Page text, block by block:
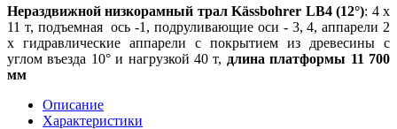
Нераздвижной низкорамный трал Kässbohrer LB4 (12°): 4 x
11 т, подъемная ось -1, подруливающие оси - 3, 4, аппарели 2
х гидравлические аппарели с покрытием из древесины с
углом въезда 10° и нагрузкой 40 т, длина платформы 11 700
мм
Описание
Характеристики